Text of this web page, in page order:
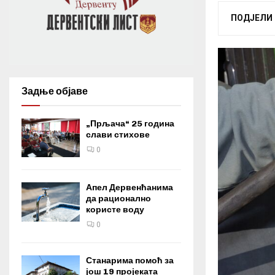
ПОДЈЕЛИ
Задње објаве
„Прљача“ 25 година
слави стихове
0
Апел Дервенћанима
да рационално
користе воду
0
Станарима помоћ за
још 19 пројеката